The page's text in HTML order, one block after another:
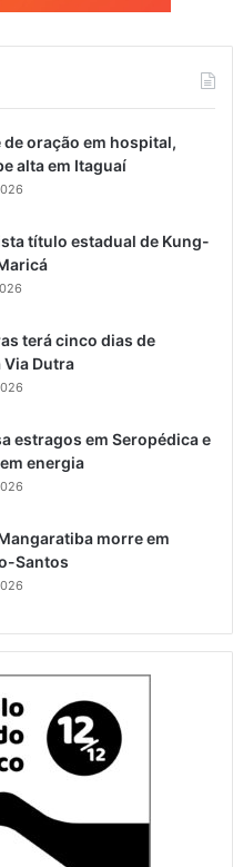
oração em hospital,
alta em Itaguaí
título estadual de Kung-
terá cinco dias de
Dutra
estragos em Seropédica e
energia
morre em
Santos